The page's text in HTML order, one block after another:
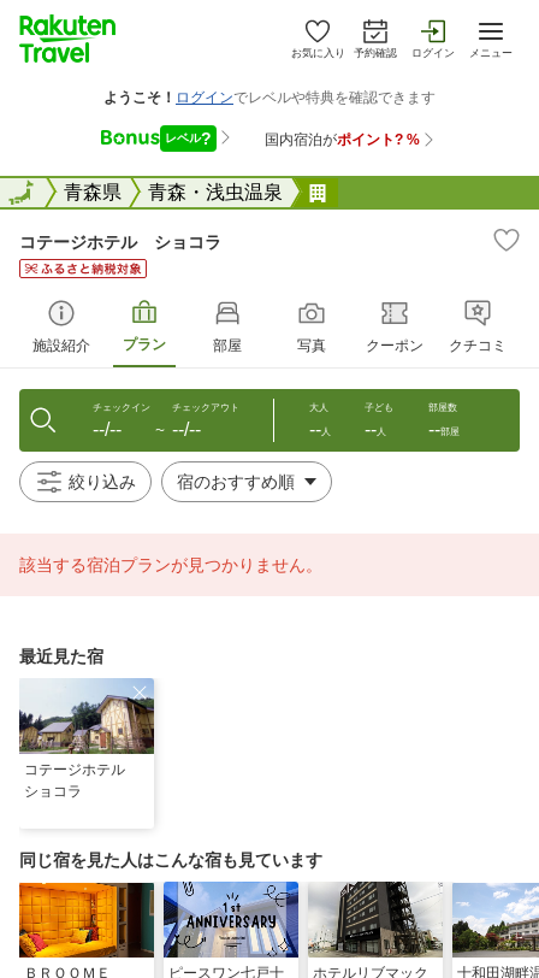
お気に入り 予約確認 ログイン メニュー
全国青森県 青森・浅虫温泉
全国
コテージホテル ショコラ
施設紹介 プラン 部屋 写真 クーポン クチコミ
チェックイン
--/-- 〜
チェックアウト
--/--
大人
--人
子ども
--人
部屋数
--部屋
絞り込み
該当する宿泊プランが見つかりません。
最近見た宿
コテージホテル
ショコラ
同じ宿を見た人はこんな宿も見ています
ＢＲＯＯＭＥ
ピースワン七戸十
ホテルリブマック
十和田湖